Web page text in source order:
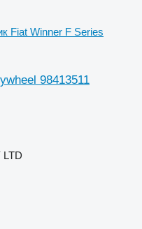
Fiat Winner F Series
98413511